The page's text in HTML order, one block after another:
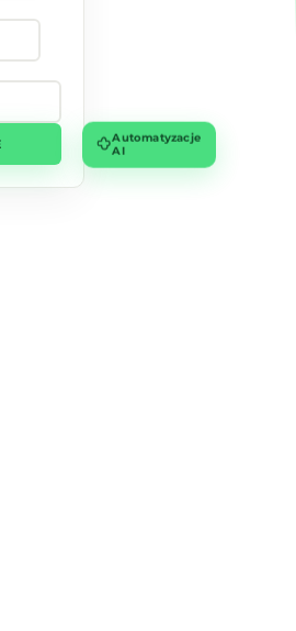
Automatyzacje
AI